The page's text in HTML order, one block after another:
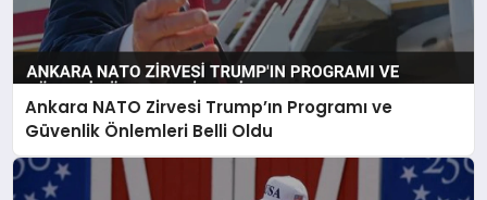
Ankara NATO Zirvesi Trump’ın Programı ve
Güvenlik Önlemleri Belli Oldu